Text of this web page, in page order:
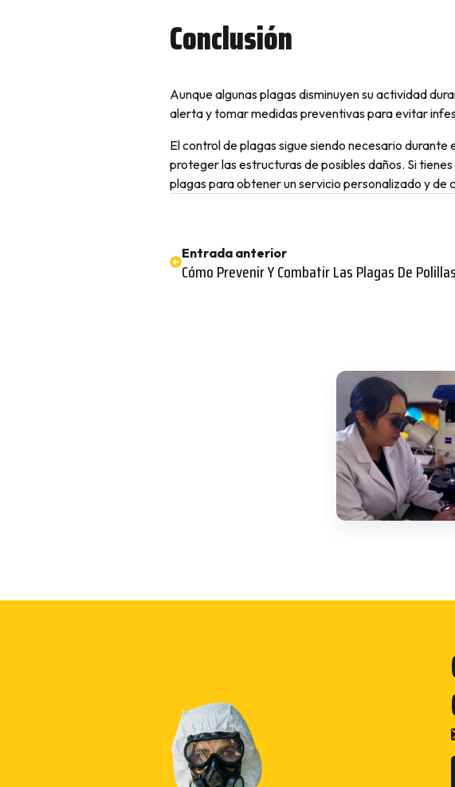
Conclusión
Aunque algunas plagas disminuyen su actividad
alerta y tomar medidas preventivas para evitar
El control de plagas sigue siendo necesario
proteger las estructuras de posibles daños. Si
plagas para obtener un servicio personalizado y de
Entrada anterior
Cómo Prevenir Y Combatir Las Plagas De